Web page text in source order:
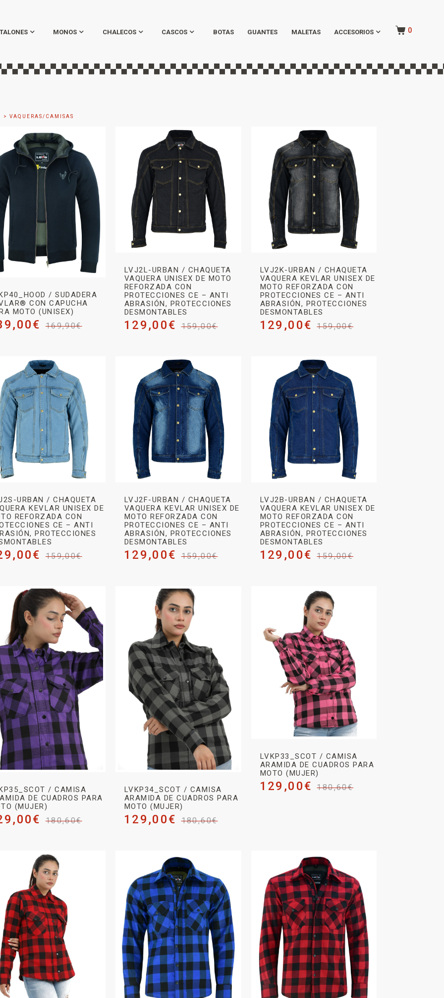
MONOS CHALECOS CASCOS BOTAS GUANTES MALETAS ACCESORIOS 0
> VAQUERAS/CAMISAS
/ SUDADERA
CON CAPUCHA
MOTO (UNISEX)
169,90€
€
LVJ2L-URBAN / CHAQUETA
VAQUERA UNISEX DE MOTO
REFORZADA CON
PROTECCIONES CE – ANTI
ABRASIÓN, PROTECCIONES
DESMONTABLES
159,00€
129,00€
LVJ2K-URBAN / CHAQUETA
VAQUERA KEVLAR UNISEX DE
MOTO REFORZADA CON
PROTECCIONES CE – ANTI
ABRASIÓN, PROTECCIONES
DESMONTABLES
159,00€
129,00€
URBAN / CHAQUETA
KEVLAR UNISEX DE
REFORZADA CON
CE – ANTI
PROTECCIONES
159,00€
€
LVJ2F-URBAN / CHAQUETA
VAQUERA KEVLAR UNISEX DE
MOTO REFORZADA CON
PROTECCIONES CE – ANTI
ABRASIÓN, PROTECCIONES
DESMONTABLES
159,00€
129,00€
LVJ2B-URBAN / CHAQUETA
VAQUERA KEVLAR UNISEX DE
MOTO REFORZADA CON
PROTECCIONES CE – ANTI
ABRASIÓN, PROTECCIONES
DESMONTABLES
159,00€
129,00€
/ CAMISA
DE CUADROS PARA
(MUJER)
180,60€
€
LVKP34_SCOT / CAMISA
ARAMIDA DE CUADROS PARA
MOTO (MUJER)
180,60€
129,00€
LVKP33_SCOT / CAMISA
ARAMIDA DE CUADROS PARA
MOTO (MUJER)
180,60€
129,00€